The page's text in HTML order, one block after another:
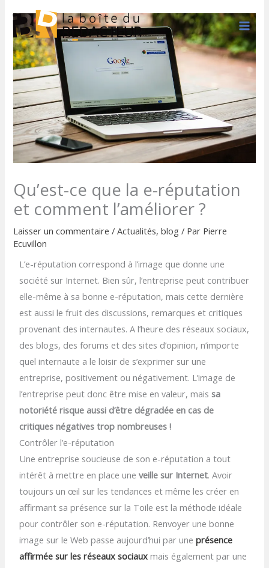
contenu
Qu’est-ce que la e-réputation
et comment l’améliorer ?
Laisser un commentaire /Actualités,blog / Par Pierre
Ecuvillon
L’e-réputation correspond à l’image que donne une
société sur Internet. Bien sûr, l’entreprise peut contribuer
elle-même à sa bonne e-réputation, mais cette dernière
est aussi le fruit des discussions, remarques et critiques
provenant des internautes. A l’heure des réseaux sociaux,
des blogs, des forums et des sites d’opinion, n’importe
quel internaute a le loisir de s’exprimer sur une
entreprise, positivement ou négativement. L’image de
l’entreprise peut donc être mise en valeur, maissa
notoriété risque aussi d’être dégradée en cas de
critiques négatives trop nombreuses !
Contrôler l’e-réputation
Une entreprise soucieuse de son e-réputation a tout
intérêt à mettre en place une veille sur Internet. Avoir
toujours un œil sur les tendances et même les créer en
affirmant sa présence sur la Toile est la méthode idéale
pour contrôler son e-réputation. Renvoyer une bonne
image sur le Web passe aujourd’hui par uneprésence
affirmée sur les réseaux sociaux mais également par une